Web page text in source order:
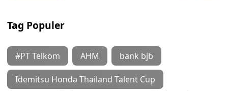
Tag Populer
#PT Telkom AHM bank bjb
Idemitsu Honda Thailand Talent Cup